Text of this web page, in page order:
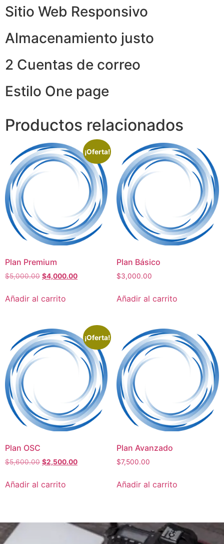
Sitio Web Responsivo
Almacenamiento justo
2 Cuentas de correo
Estilo One page
Productos relacionados
¡Oferta!
Plan Premium
$5,000.00 $4,000.00
Añadir al carrito
Plan Básico
$3,000.00
Añadir al carrito
¡Oferta!
Plan OSC
$5,600.00 $2,500.00
Añadir al carrito
Plan Avanzado
$7,500.00
Añadir al carrito